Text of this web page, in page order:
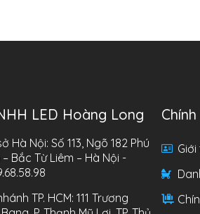
LED Hoàng Long
Hà Nội: Số 113, Ngõ 182 Phú
– Bắc Từ Liêm – Hà Nội -
TP. HCM: 111 Trương